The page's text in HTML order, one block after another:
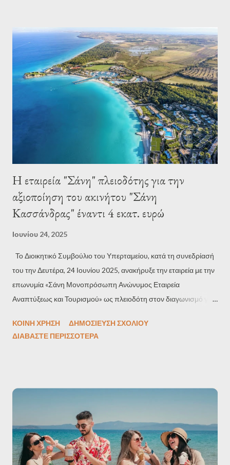
διαδικασία ανάνηψης με την ταυτόχρονη χρήση A.E.D. 16:45
δέχτηκα την κλήση και άφιξη στο σημείο σε 2 λεπτά μπαίνοντας
στην προσπάθειά μαζί με την ναυαγωσωστρια ώστε να
επαναφέρουμε το παιδί ξανά στην ζωή... Άμεση η ανταπόκριση
του ΕΚΑΒ του πληρώματος αρ.58 με τους επαγγελματίες υγείας
Αντώνη και Κατερίνα συνεχίζοντας όλοι μαζί την προσπάθεια
χωρίς όμως το επιθυμητό αποτέλεσμα δυστυχώς... Μεταφορά
Η εταιρεία "Σάνη" πλειοδότης για την
αξιοποίηση του ακινήτου "Σάνη
Κασσάνδρας" έναντι 4 εκατ. ευρώ
Ιουνίου 24, 2025
Το Διοικητικό Συμβούλιο του Υπερταμείου, κατά τη συνεδρίασή
του την Δευτέρα, 24 Ιουνίου 2025, ανακήρυξε την εταιρεία με την
επωνυμία «Σάνη Μονοπρόσωπη Ανώνυμος Εταιρεία
Αναπτύξεως και Τουρισμού» ως πλειοδότη στον διαγωνισμό για
99 έτη, του Ακινήτου «Σάνη Κασσάνδρας» (Βόρειο Τμήμα),
«Μετόχι Σταυρονικήτα», στην περιοχή Σάνη, εκτός των ορίων της
Δημοτικής Ενότητας του Δήμου Κασσάνδρας της Περιφερειακής
Ενότητας Χαλκιδικής της Περιφέρειας Κεντρικής Μακεδονίας,
περιοχή που συνιστά το «Αγρόκτημα Αγροτικού Σωφρονιστικού
ΚΟΙΝΉ ΧΡΉΣΗ
ΔΗΜΟΣΊΕΥΣΗ ΣΧΟΛΊΟΥ
ΔΙΑΒΆΣΤΕ ΠΕΡΙΣΣΌΤΕΡΑ